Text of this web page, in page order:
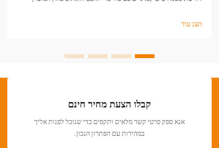
הצג עוד
קבלו הצעת מחיר חינם
אנא ספק פרטי קשר מלאים ותקפים כדי שנוכל לפנות אליך
במהירות עם הפתרון הנכון.